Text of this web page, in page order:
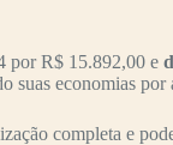
por R$ 15.892,00 e
suas economias por
completa e